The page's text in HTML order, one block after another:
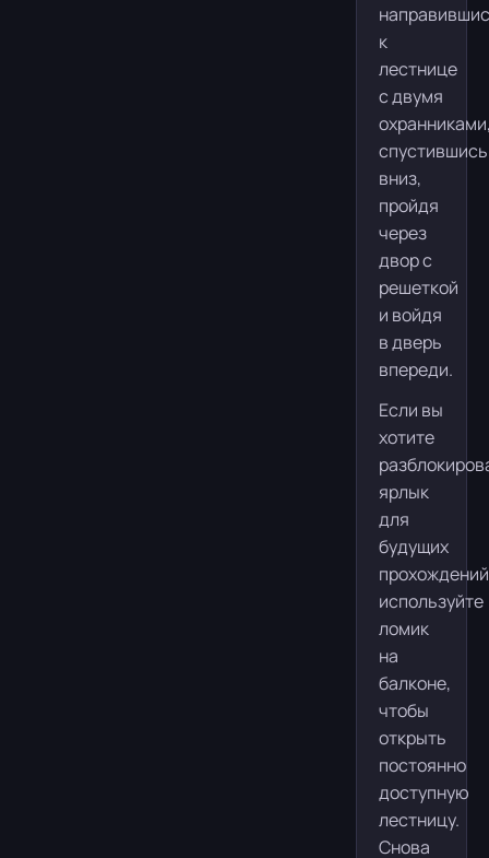
к
лестнице
с двумя
спустившись
вниз,
пройдя
через
двор с
решеткой
и войдя
в дверь
впереди.
Если вы
хотите
ярлык
для
будущих
используйте
ломик
на
балконе,
чтобы
открыть
постоянно
доступную
лестницу.
Снова